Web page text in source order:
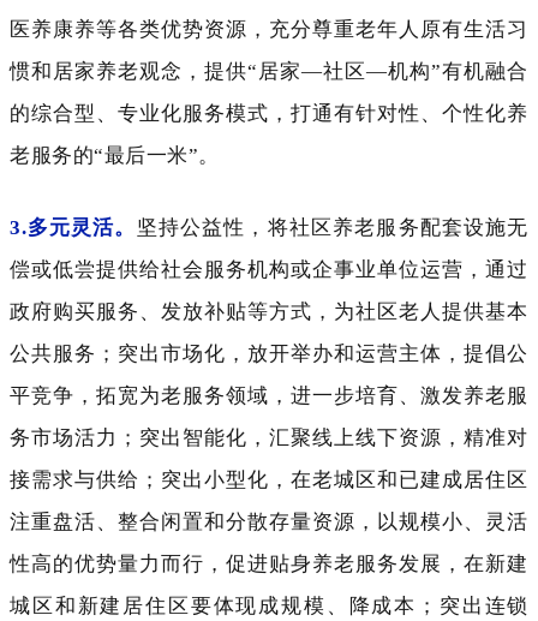
医养康养等各类优势资源，充分尊重老年人原有生活习
惯和居家养老观念，提供“居家—社区—机构”有机融合
的综合型、专业化服务模式，打通有针对性、个性化养
老服务的“最后一米”。
3.多元灵活。 坚持公益性，将社区养老服务配套设施无
偿或低尝提供给社会服务机构或企事业单位运营，通过
政府购买服务、发放补贴等方式，为社区老人提供基本
公共服务；突出市场化，放开举办和运营主体，提倡公
平竞争，拓宽为老服务领域，进一步培育、激发养老服
务市场活力；突出智能化，汇聚线上线下资源，精准对
接需求与供给；突出小型化，在老城区和已建成居住区
注重盘活、整合闲置和分散存量资源，以规模小、灵活
性高的优势量力而行，促进贴身养老服务发展，在新建
城区和新建居住区要体现成规模、降成本；突出连锁